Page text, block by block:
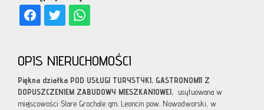
OPIS NIERUCHOMOŚCI
Piękna działka POD USŁUGI TURYSTYKI, GASTRONOMII Z
DOPUSZCZENIEM ZABUDOWY MIESZKANIOWEJ, usytuowana w
miejscowości Stare Grochale gm. Leoncin pow. Nowodworski, w